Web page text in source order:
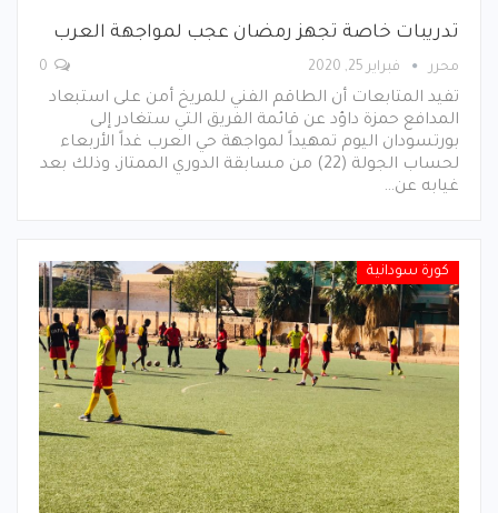
تدريبات خاصة تجهز رمضان عجب لمواجهة العرب
محرر فبراير 25, 2020
تفيد المتابعات أن الطاقم الفني للمريخ أمن على استبعاد
المدافع حمزة داؤد عن قائمة الفريق التي ستغادر إلى
بورتسودان اليوم تمهيداً لمواجهة حي العرب غداً الأربعاء
لحساب الجولة (22) من مسابقة الدوري الممتاز، وذلك بعد
غيابه عن…
كورة سودانية